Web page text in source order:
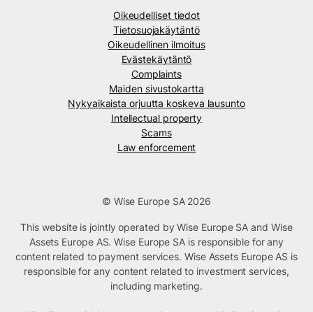
Oikeudelliset tiedot
Tietosuojakäytäntö
Oikeudellinen ilmoitus
Evästekäytäntö
Complaints
Maiden sivustokartta
Nykyaikaista orjuutta koskeva lausunto
Intellectual property
Scams
Law enforcement
© Wise Europe SA 2026
This website is jointly operated by Wise Europe SA and Wise
Assets Europe AS. Wise Europe SA is responsible for any
content related to payment services. Wise Assets Europe AS is
responsible for any content related to investment services,
including marketing.